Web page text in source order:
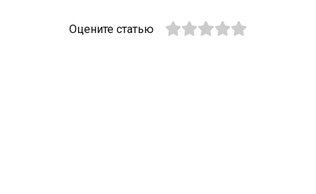
Оцените статью